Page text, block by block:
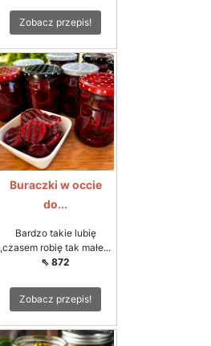
Zobacz przepis!
Buraczki w occie
do...
Bardzo takie lubię
,czasem robię tak małe...
⇖ 872
Zobacz przepis!